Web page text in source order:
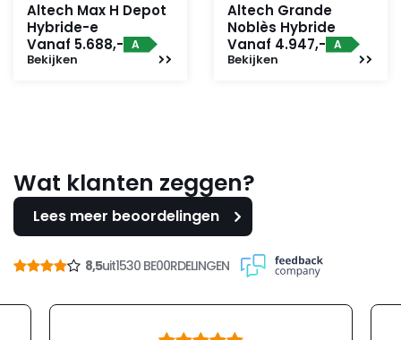
Altech Max H Depot
Hybride-e
Vanaf 5.688,- A
Bekijken
Altech Grande
Noblès Hybride
Vanaf 4.947,- A
Bekijken
Wat klanten zeggen?
Lees meer beoordelingen
8,5uit1530 BE00RDELINGEN